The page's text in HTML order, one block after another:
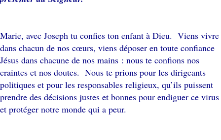
Marie, avec Joseph tu confies ton enfant à Dieu. Viens vivre
dans chacun de nos cœurs, viens déposer en toute confiance
Jésus dans chacune de nos mains : nous te confions nos
craintes et nos doutes. Nous te prions pour les dirigeants
politiques et pour les responsables religieux, qu’ils puissent
prendre des décisions justes et bonnes pour endiguer ce virus
et protéger notre monde qui a peur.